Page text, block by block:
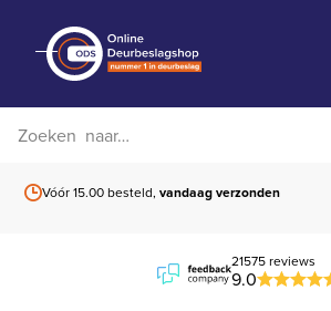
Vóór 15.00 besteld,vandaag verzonden
21575 reviews
9.0